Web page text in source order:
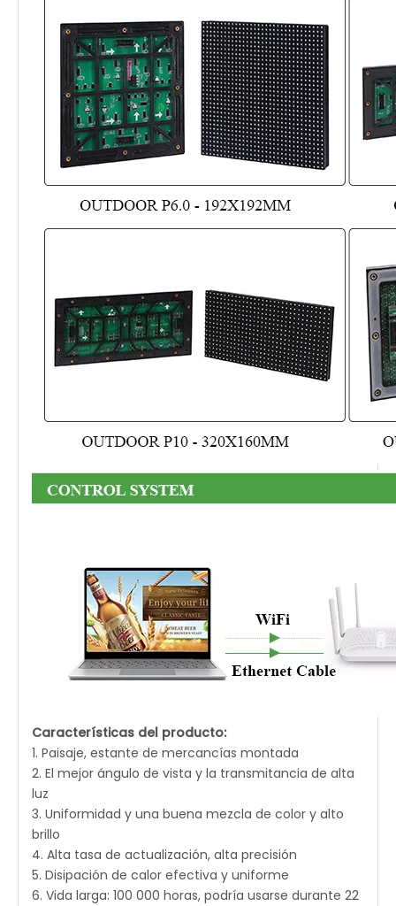
Características del producto:
1. Paisaje, estante de mercancías montada
2. El mejor ángulo de vista y la transmitancia de alta
luz
3. Uniformidad y una buena mezcla de color y alto
brillo
4. Alta tasa de actualización, alta precisión
5. Disipación de calor efectiva y uniforme
6. Vida larga: 100 000 horas, podría usarse durante 22